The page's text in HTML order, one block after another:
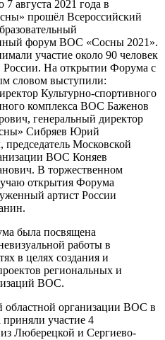
августа 2021 года в
прошёл Всероссийский
форум ВОС «Сосны 2021».
участие около 90 человек
России. На открытии Форума с
словом выступили:
Культурно-спортивного
комплекса ВОС Баженов
генеральный директор
Сибряев Юрий
Московской
ВОС Коняев
В торжественном
открытия Форума
артист России
была посвящена
работы в
в целях создания и
региональных и
ВОС.
областной организации ВОС в
участие 4
из Люберецкой и Сергиево-